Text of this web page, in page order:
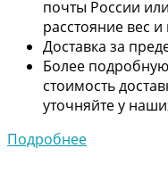
почты России
расстояние вес
Доставка за
Более
стоимость
уточняйте у
Подробнее